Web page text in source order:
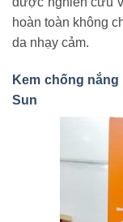
hoàn toàn không
da nhạy cảm.
Kem chống nắng
Sun